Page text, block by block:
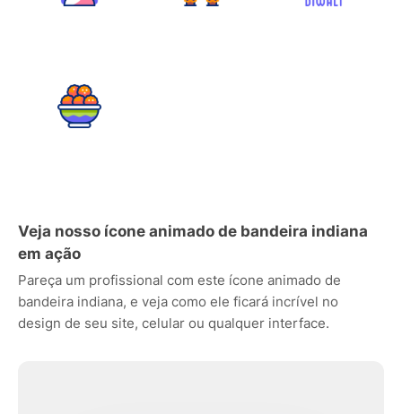
Veja nosso ícone animado de bandeira indiana
em ação
Pareça um profissional com este ícone animado de
bandeira indiana, e veja como ele ficará incrível no
design de seu site, celular ou qualquer interface.